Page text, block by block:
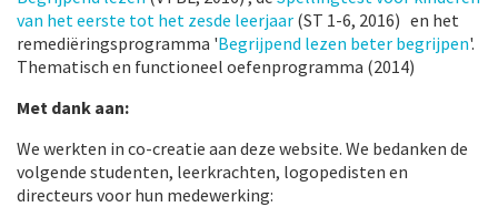
van het eerste tot het zesde leerjaar (ST 1-6, 2016) en het
remediëringsprogramma 'Begrijpend lezen beter begrijpen'.
Thematisch en functioneel oefenprogramma (2014)
Met dank aan:
We werkten in co-creatie aan deze website. We bedanken de
volgende studenten, leerkrachten, logopedisten en
directeurs voor hun medewerking: